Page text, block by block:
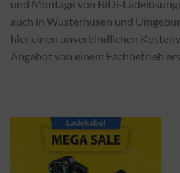
und Montage von BiDi-
auch in Wusterhusen und
hier einen unverbindlichen
Angebot von einem Fachbetrieb